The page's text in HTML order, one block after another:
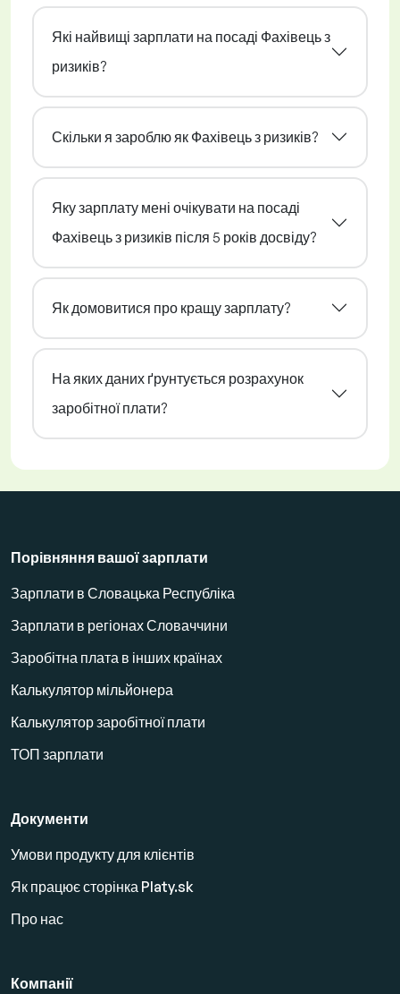
Які найвищі зарплати на посаді Фахівець з
ризиків?
Скільки я зароблю як Фахівець з ризиків?
Яку зарплату мені очікувати на посаді
Фахівець з ризиків після 5 років досвіду?
Як домовитися про кращу зарплату?
На яких даних ґрунтується розрахунок
заробітної плати?
Порівняння вашої зарплати
Зарплати в Словацька Республіка
Зарплати в регіонах Словаччини
Заробітна плата в інших країнах
Калькулятор мільйонера
Калькулятор заробітної плати
ТОП зарплати
Документи
Умови продукту для клієнтів
Як працює сторінка Platy.sk
Про нас
Компанії